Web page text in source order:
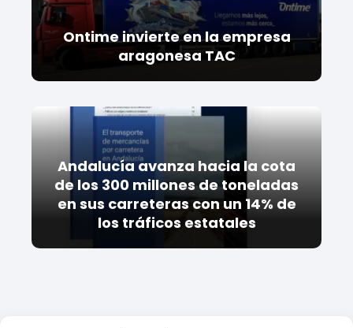
Ontime invierte en la empresa
aragonesa TAC
Andalucía avanza hacia la cota
de los 300 millones de toneladas
en sus carreteras con un 14% de
los tráficos estatales